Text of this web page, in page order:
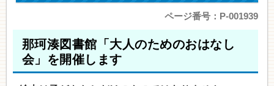
ページ番号：P-001939
那珂湊図書館「大人のためのおはなし
会」を開催します